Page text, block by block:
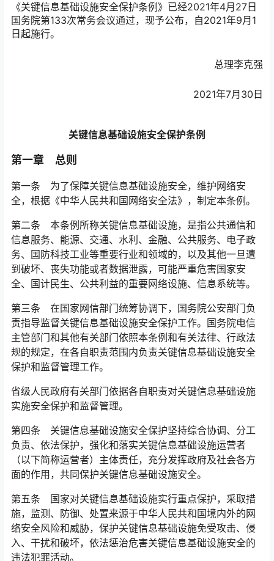
《关键信息基础设施安全保护条例》已经2021年4月27日
国务院第133次常务会议通过，现予公布，自2021年9月1
日起施行。
总理李克强
2021年7月30日
关键信息基础设施安全保护条例
第一章 总则
第一条 为了保障关键信息基础设施安全，维护网络安
全，根据《中华人民共和国网络安全法》，制定本条例。
第二条 本条例所称关键信息基础设施，是指公共通信和
信息服务、能源、交通、水利、金融、公共服务、电子政
务、国防科技工业等重要行业和领域的，以及其他一旦遭
到破坏、丧失功能或者数据泄露，可能严重危害国家安
全、国计民生、公共利益的重要网络设施、信息系统等。󠅅󠅃󠄵󠅂󠄪󠇖󠆨󠆨󠇕󠆞󠆒󠅬󠇘󠆭󠆘󠇙󠆝󠅵󠇗󠆭󠆁󠄐󠇗󠅹󠅸󠇖󠆍󠅳󠇖󠅹󠅰󠇖󠆌󠅹
第三条 在国家网信部门统筹协调下，国务院公安部门负
责指导监督关键信息基础设施安全保护工作。国务院电信
主管部门和其他有关部门依照本条例和有关法律、行政法
规的规定，在各自职责范围内负责关键信息基础设施安全
保护和监督管理工作。󠅅󠅃󠄵󠅂󠄪󠇖󠆨󠆨󠇕󠆞󠆒󠅬󠇘󠆭󠆘󠇙󠆝󠅵󠇗󠆭󠆁󠄐󠇗󠅹󠅸󠇖󠆍󠅳󠇖󠅹󠅰󠇖󠆌󠅹
省级人民政府有关部门依据各自职责对关键信息基础设施
实施安全保护和监督管理。
第四条 关键信息基础设施安全保护坚持综合协调、分工
负责、依法保护，强化和落实关键信息基础设施运营者
（以下简称运营者）主体责任，充分发挥政府及社会各方
面的作用，共同保护关键信息基础设施安全。󠅅󠅃󠄵󠅂󠄪󠇖󠆨󠆨󠇕󠆞󠆒󠅬󠇘󠆭󠆘󠇙󠆝󠅵󠇗󠆭󠆁󠄐󠇗󠅹󠅸󠇖󠆍󠅳󠇖󠅹󠅰󠇖󠆌󠅹
第五条 国家对关键信息基础设施实行重点保护，采取措
施，监测、防御、处置来源于中华人民共和国境内外的网
络安全风险和威胁，保护关键信息基础设施免受攻击、侵
入、干扰和破坏，依法惩治危害关键信息基础设施安全的
违法犯罪活动。󠅅󠅃󠄵󠅂󠄪󠇖󠆨󠆨󠇕󠆞󠆒󠅬󠇘󠆭󠆘󠇙󠆝󠅵󠇗󠆭󠆁󠄐󠇗󠅹󠅸󠇖󠆍󠅳󠇖󠅹󠅰󠇖󠆌󠅹